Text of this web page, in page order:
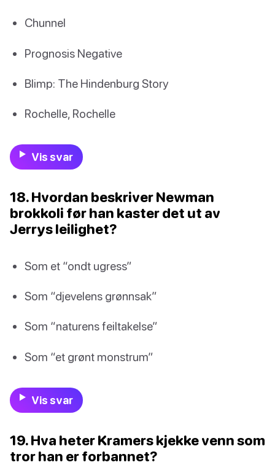
Chunnel
Prognosis Negative
Blimp: The Hindenburg Story
Rochelle, Rochelle
Vis svar
18. Hvordan beskriver Newman
brokkoli før han kaster det ut av
Jerrys leilighet?
Som et “ondt ugress”
Som “djevelens grønnsak”
Som “naturens feiltakelse”
Som “et grønt monstrum”
Vis svar
19. Hva heter Kramers kjekke venn som
tror han er forbannet?